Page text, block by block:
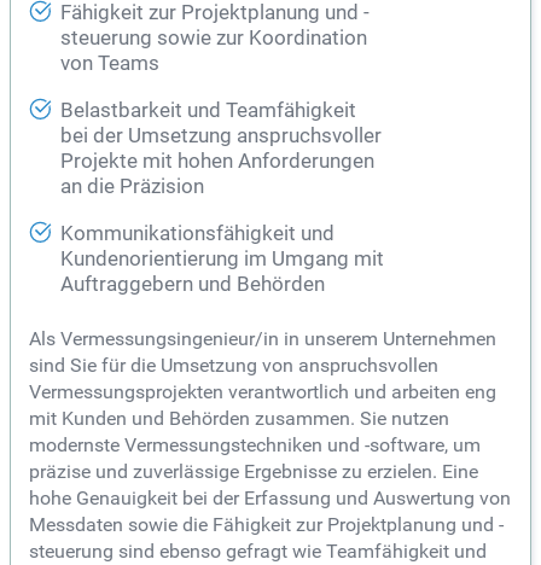
Fähigkeit zur Projektplanung und -
steuerung sowie zur Koordination
von Teams
Belastbarkeit und Teamfähigkeit
bei der Umsetzung anspruchsvoller
Projekte mit hohen Anforderungen
an die Präzision
Kommunikationsfähigkeit und
Kundenorientierung im Umgang mit
Auftraggebern und Behörden
Als Vermessungsingenieur/in in unserem Unternehmen
sind Sie für die Umsetzung von anspruchsvollen
Vermessungsprojekten verantwortlich und arbeiten eng
mit Kunden und Behörden zusammen. Sie nutzen
modernste Vermessungstechniken und -software, um
präzise und zuverlässige Ergebnisse zu erzielen. Eine
hohe Genauigkeit bei der Erfassung und Auswertung von
Messdaten sowie die Fähigkeit zur Projektplanung und -
steuerung sind ebenso gefragt wie Teamfähigkeit und